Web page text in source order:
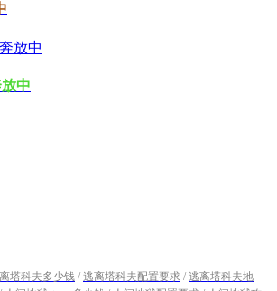
中
塔科夫多少钱 / 逃离塔科夫配置要求 / 逃离塔科夫地